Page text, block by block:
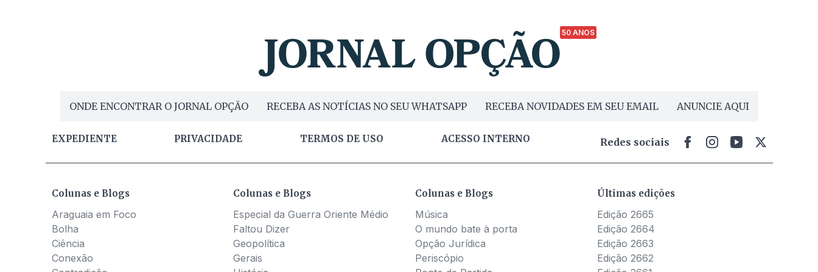
50 ANOS
ONDE ENCONTRAR O JORNAL OPÇÃO RECEBA AS NOTÍCIAS NO SEU WHATSAPP RECEBA NOVIDADES EM SEU EMAIL ANUNCIE AQUI
EXPEDIENTE PRIVACIDADE TERMOS DE USO ACESSO INTERNO Redes sociais
Colunas e Blogs
Araguaia em Foco
Bolha
Ciência
Conexão
Colunas e Blogs
Especial da Guerra Oriente Médio
Faltou Dizer
Geopolítica
Gerais
Colunas e Blogs
Música
O mundo bate à porta
Opção Jurídica
Periscópio
Últimas edições
Edição 2665
Edição 2664
Edição 2663
Edição 2662